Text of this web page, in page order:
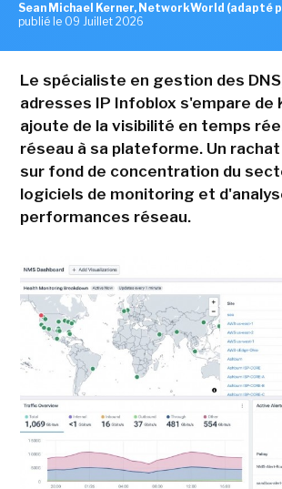
Sean Michael Kerner, NetworkWorld (adapté
publié le 09 Juillet 2026
Le spécialiste en gestion des
adresses IP Infoblox s'empare de
ajoute de la visibilité en temps
réseau à sa plateforme. Un
sur fond de concentration du
logiciels de monitoring et
performances réseau.